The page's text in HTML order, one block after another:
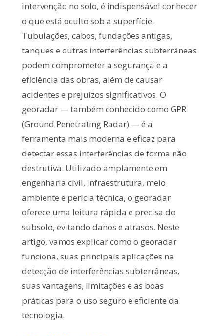
intervenção no solo, é indispensável conhecer
o que está oculto sob a superfície.
Tubulações, cabos, fundações antigas,
tanques e outras interferências subterrâneas
podem comprometer a segurança e a
eficiência das obras, além de causar
acidentes e prejuízos significativos. O
georadar — também conhecido como GPR
(Ground Penetrating Radar) — é a
ferramenta mais moderna e eficaz para
detectar essas interferências de forma não
destrutiva. Utilizado amplamente em
engenharia civil, infraestrutura, meio
ambiente e perícia técnica, o georadar
oferece uma leitura rápida e precisa do
subsolo, evitando danos e atrasos. Neste
artigo, vamos explicar como o georadar
funciona, suas principais aplicações na
detecção de interferências subterrâneas,
suas vantagens, limitações e as boas
práticas para o uso seguro e eficiente da
tecnologia.